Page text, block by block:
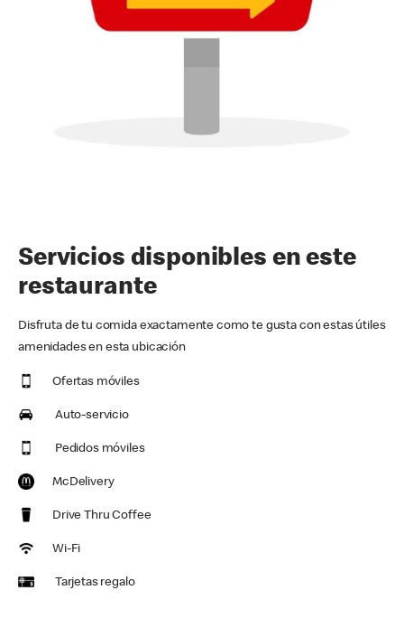
Servicios disponibles en este
restaurante
Disfruta de tu comida exactamente como te gusta con estas útiles
amenidades en esta ubicación
Ofertas móviles
Auto-servicio
Pedidos móviles
McDelivery
Drive Thru Coffee
Wi-Fi
Tarjetas regalo